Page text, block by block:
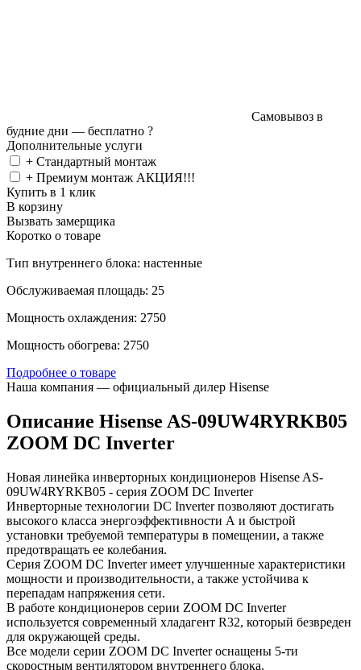
Самовывоз в
будние дни — бесплатно ?
Дополнительные услуги
+ Стандартный монтаж
+ Премиум монтаж АКЦИЯ!!!
Купить в 1 клик
В корзину
Вызвать замерщика
Коротко о товаре
Тип внутреннего блока: настенные
Обслуживаемая площадь: 25
Мощность охлаждения: 2750
Мощность обогрева: 2750
Подробнее о товаре
Наша компания — официальный дилер Hisense
Описание Hisense AS-09UW4RYRKB05
ZOOM DC Inverter
Новая линейка инверторных кондиционеров Hisense AS-
09UW4RYRKB05 - cерия ZOOM DC Inverter
Инверторные технологии DC Inverter позволяют достигать
высокого класса энергоэффективности А и быстрой
установки требуемой температуры в помещении, а также
предотвращать ее колебания.
Серия ZOOM DC Inverter имеет улучшенные характеристики
мощности и производительности, а также устойчива к
перепадам напряжения сети.
В работе кондиционеров серии ZOOM DC Inverter
используется современный хладагент R32, который безвреден
для окружающей среды.
Все модели серии ZOOM DC Inverter оснащены 5-ти
скоростным вентилятором внутреннего блока.